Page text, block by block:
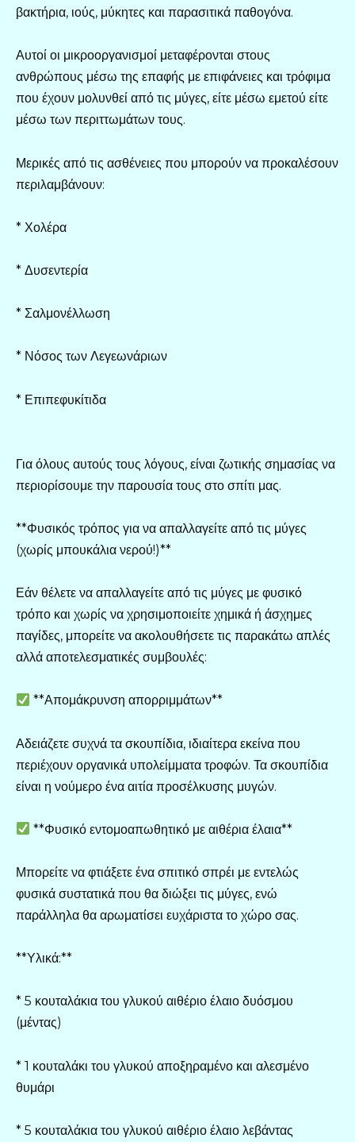
βακτήρια, ιούς, μύκητες και παρασιτικά παθογόνα.
Αυτοί οι μικροοργανισμοί μεταφέρονται στους
ανθρώπους μέσω της επαφής με επιφάνειες και τρόφιμα
που έχουν μολυνθεί από τις μύγες, είτε μέσω εμετού είτε
μέσω των περιττωμάτων τους.
Μερικές από τις ασθένειες που μπορούν να προκαλέσουν
περιλαμβάνουν:
* Χολέρα
* Δυσεντερία
* Σαλμονέλλωση
* Νόσος των Λεγεωνάριων
* Επιπεφυκίτιδα
Για όλους αυτούς τους λόγους, είναι ζωτικής σημασίας να
περιορίσουμε την παρουσία τους στο σπίτι μας.
**Φυσικός τρόπος για να απαλλαγείτε από τις μύγες
(χωρίς μπουκάλια νερού!)**
Εάν θέλετε να απαλλαγείτε από τις μύγες με φυσικό
τρόπο και χωρίς να χρησιμοποιείτε χημικά ή άσχημες
παγίδες, μπορείτε να ακολουθήσετε τις παρακάτω απλές
αλλά αποτελεσματικές συμβουλές:
**Απομάκρυνση απορριμμάτων**
Αδειάζετε συχνά τα σκουπίδια, ιδιαίτερα εκείνα που
περιέχουν οργανικά υπολείμματα τροφών. Τα σκουπίδια
είναι η νούμερο ένα αιτία προσέλκυσης μυγών.
**Φυσικό εντομοαπωθητικό με αιθέρια έλαια**
Μπορείτε να φτιάξετε ένα σπιτικό σπρέι με εντελώς
φυσικά συστατικά που θα διώξει τις μύγες, ενώ
παράλληλα θα αρωματίσει ευχάριστα το χώρο σας.
**Υλικά:**
* 5 κουταλάκια του γλυκού αιθέριο έλαιο δυόσμου
(μέντας)
* 1 κουταλάκι του γλυκού αποξηραμένο και αλεσμένο
θυμάρι
* 5 κουταλάκια του γλυκού αιθέριο έλαιο λεβάντας